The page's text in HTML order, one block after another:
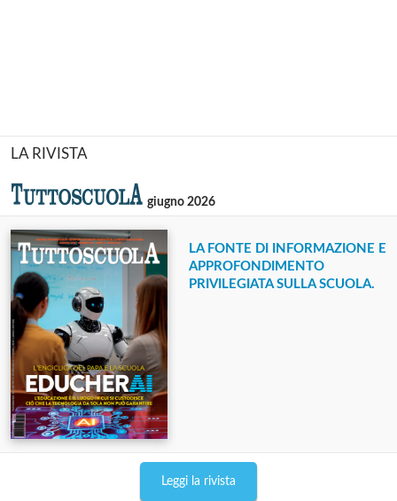
LA RIVISTA
giugno 2026
LA FONTE DI INFORMAZIONE E
APPROFONDIMENTO
PRIVILEGIATA SULLA SCUOLA.
Leggi la rivista